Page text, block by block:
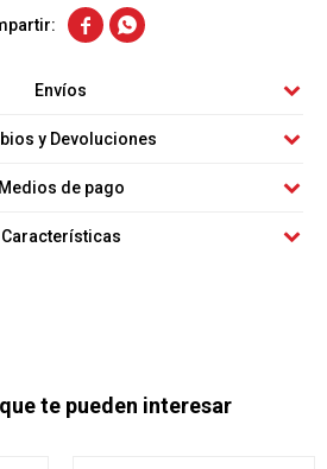
 
Envíos
y Devoluciones
Medios de pago
Características
te pueden interesar